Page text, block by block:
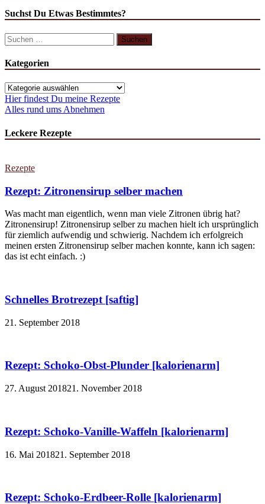
Suchst Du Etwas Bestimmtes?
Suchen
nach:
Kategorien
Kategorien
Hier findest Du meine Rezepte
Alles rund ums Abnehmen
Leckere Rezepte
Rezepte
Rezept: Zitronensirup selber machen
Was macht man eigentlich, wenn man viele Zitronen übrig hat?
Zitronensirup! Zitronensirup selber zu machen hielt ich ursprünglich
für ziemlich aufwendig und schwierig. Nachdem ich erfolgreich
meinen ersten Zitronensirup selber machen konnte, kann ich sagen:
das ist echt einfach. :)
Schnelles Brotrezept [saftig]
21. September 2018
Rezept: Schoko-Obst-Plunder [kalorienarm]
27. August 201821. November 2018
Rezept: Schoko-Vanille-Waffeln [kalorienarm]
16. Mai 201821. September 2018
Rezept: Schoko-Erdbeer-Rolle [kalorienarm]